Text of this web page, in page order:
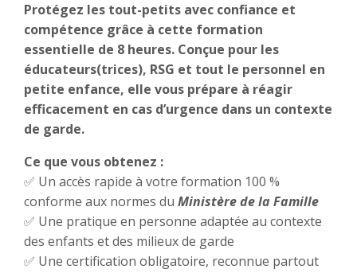
Protégez les tout-petits avec confiance et
compétence grâce à cette formation
essentielle de 8 heures. Conçue pour les
éducateurs(trices), RSG et tout le personnel en
petite enfance, elle vous prépare à réagir
efficacement en cas d’urgence dans un contexte
de garde.
Ce que vous obtenez :
✅ Un accès rapide à votre formation 100 %
conforme aux normes du Ministère de la Famille
✅ Une pratique en personne adaptée au contexte
des enfants et des milieux de garde
✅ Une certification obligatoire, reconnue partout